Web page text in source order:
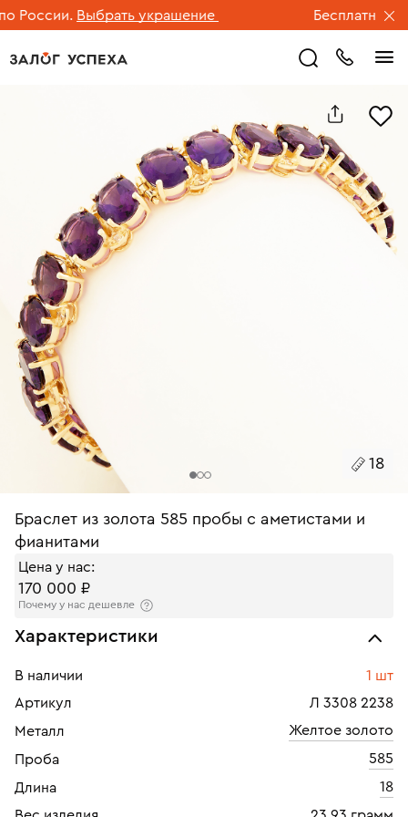
Выбрать украшение Бесплатная
18
Браслет из золота 585 пробы с аметистами и
фианитами
Цена у нас:
170 000 ₽
Почему у нас дешевле
Характеристики
В наличии
1 шт
Артикул
Л 3308 2238
Металл
Желтое золото
Проба
585
Длина
18